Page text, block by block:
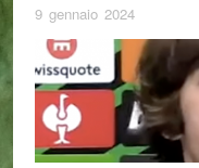
9 gennaio 2024